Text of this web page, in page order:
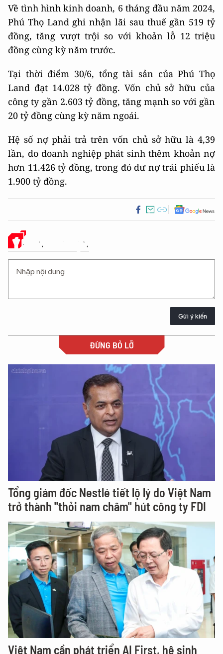
Về tình hình kinh doanh, 6 tháng đầu năm 2024,
Phú Thọ Land ghi nhận lãi sau thuế gần 519 tỷ
đồng, tăng vượt trội so với khoản lỗ 12 triệu
đồng cùng kỳ năm trước.
Tại thời điểm 30/6, tổng tài sản của Phú Thọ
Land đạt 14.028 tỷ đồng. Vốn chủ sở hữu của
công ty gần 2.603 tỷ đồng, tăng mạnh so với gần
20 tỷ đồng cùng kỳ năm ngoái.
Hệ số nợ phải trả trên vốn chủ sở hữu là 4,39
lần, do doanh nghiệp phát sinh thêm khoản nợ
hơn 11.426 tỷ đồng, trong đó dư nợ trái phiếu là
1.900 tỷ đồng.
Ý KIẾN CỦA BẠN
Gửi ý kiến
ĐỪNG BỎ LỠ
Tổng giám đốc Nestlé tiết lộ lý do Việt Nam
trở thành "thỏi nam châm" hút công ty FDI
Việt Nam cần phát triển AI First, hệ sinh